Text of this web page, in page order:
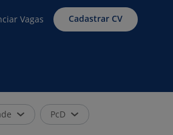
Vagas Cadastrar CV
PcD